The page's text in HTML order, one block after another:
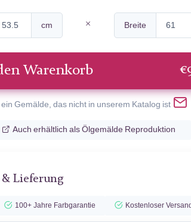
cm Breite
Warenkorb €
Gemälde, das nicht in unserem Katalog ist
Auch erhältlich als Ölgemälde Reproduktion
Lieferung
100+ Jahre Farbgarantie Kostenloser